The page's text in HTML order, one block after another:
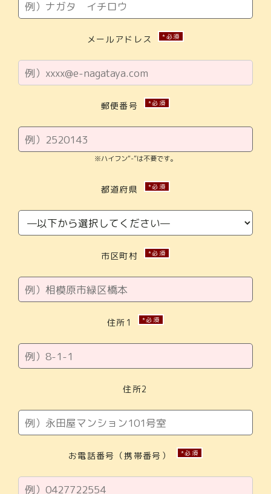
メールアドレス *必須
郵便番号 *必須
※ハイフン“-”は不要です。
都道府県 *必須
市区町村 *必須
住所1 *必須
住所2
お電話番号（携帯番号） *必須